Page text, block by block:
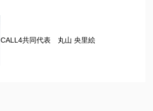
CALL4共同代表 丸山 央里絵